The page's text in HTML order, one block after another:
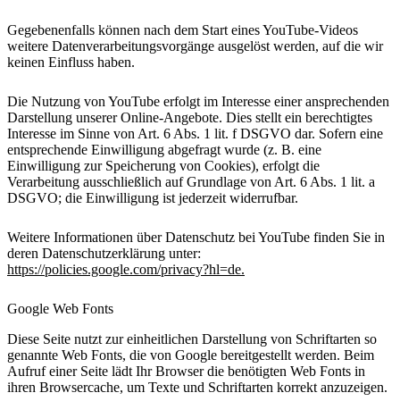
Gegebenenfalls können nach dem Start eines YouTube-Videos
weitere Datenverarbeitungsvorgänge ausgelöst werden, auf die wir
keinen Einfluss haben.
Die Nutzung von YouTube erfolgt im Interesse einer ansprechenden
Darstellung unserer Online-Angebote. Dies stellt ein berechtigtes
Interesse im Sinne von Art. 6 Abs. 1 lit. f DSGVO dar. Sofern eine
entsprechende Einwilligung abgefragt wurde (z. B. eine
Einwilligung zur Speicherung von Cookies), erfolgt die
Verarbeitung ausschließlich auf Grundlage von Art. 6 Abs. 1 lit. a
DSGVO; die Einwilligung ist jederzeit widerrufbar.
Weitere Informationen über Datenschutz bei YouTube finden Sie in
deren Datenschutzerklärung unter:
https://policies.google.com/privacy?hl=de.
Google Web Fonts
Diese Seite nutzt zur einheitlichen Darstellung von Schriftarten so
genannte Web Fonts, die von Google bereitgestellt werden. Beim
Aufruf einer Seite lädt Ihr Browser die benötigten Web Fonts in
ihren Browsercache, um Texte und Schriftarten korrekt anzuzeigen.